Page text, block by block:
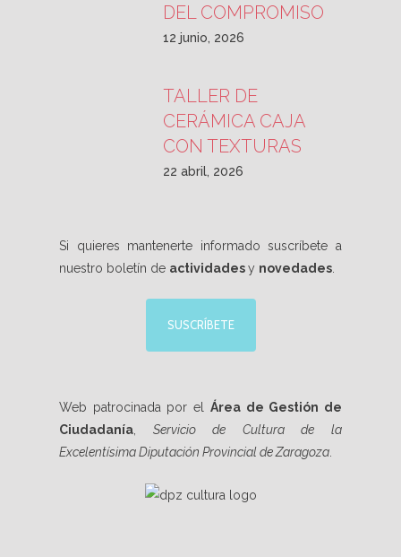
DEL COMPROMISO
12 junio, 2026
TALLER DE
CERÁMICA CAJA
CON TEXTURAS
22 abril, 2026
Si quieres mantenerte informado suscríbete a
nuestro boletín de actividadesy novedades
SUSCRÍBETE
Web patrocinada por el Área de Gestión de
Ciudadanía
Servicio de Cultura de la
Excelentísima Diputación Provincial de Zaragoza